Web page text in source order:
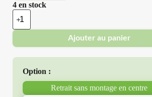
4 en stock
quantité
de
Michelin
Pneus
Neufs
195/55R20
Ajouter au panier
Option :
Retrait sans montage en centre